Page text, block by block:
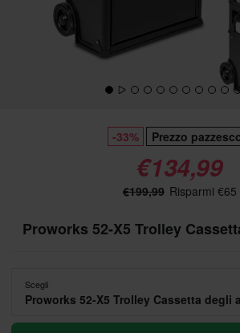
-33% Prezzo
€134,99
€199,99 Risparmi €65
Proworks 52-X5 Trolley
Scegli
Proworks 52-X5 Trolley Cassetta degli